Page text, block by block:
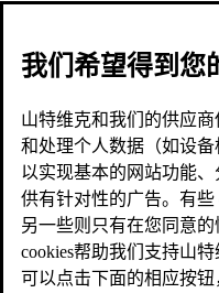
我们希望得到您
山特维克和我们的供应
和处理个人数据（如设备
以实现基本的网站功能
供有针对性的广告。有
另一些则只有在您同意
cookies帮助我们支持山
可以点击下面的相应按